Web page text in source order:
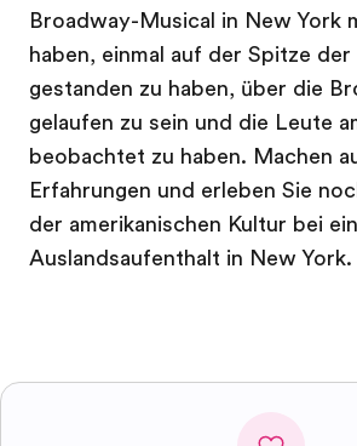
Broadway-Musical in New York
haben, einmal auf der Spitze
gestanden zu haben, über die
gelaufen zu sein und die Leute
beobachtet zu haben. Machen
Erfahrungen und erleben Sie
der amerikanischen Kultur bei
Auslandsaufenthalt in New York.